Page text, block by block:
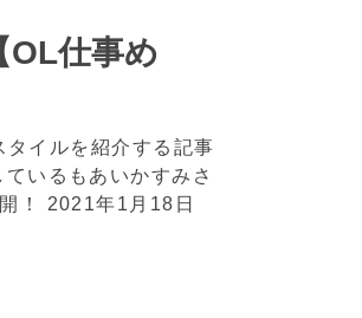
OL仕事め
イルを紹介する記事
いるもあいかすみさ
！ 2021年1月18日